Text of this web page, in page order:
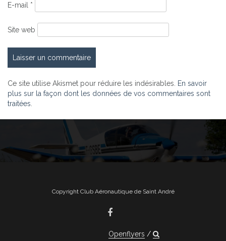
E-mail *
Site web
Ce site utilise Akismet pour réduire les indésirables. En savoir
plus sur la façon dont les données de vos commentaires sont
traitées
Copyright Club Aéronautique de Saint André
Openflyers